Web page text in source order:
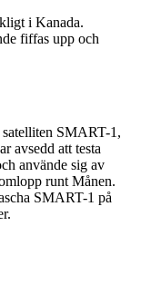
i Kanada.
fiffas upp och
satelliten SMART-1,
avsedd att testa
använde sig av
runt Månen.
SMART-1 på